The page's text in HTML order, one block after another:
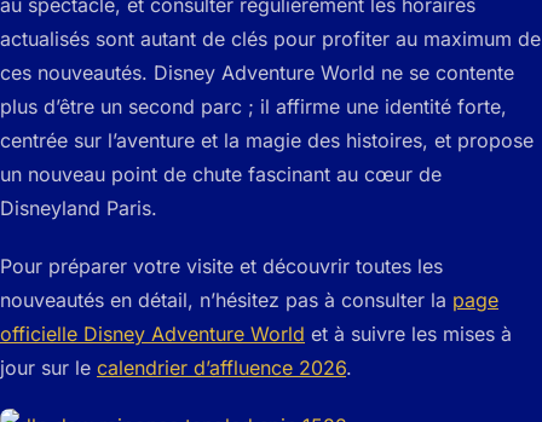
au spectacle, et consulter régulièrement les horaires
actualisés sont autant de clés pour profiter au maximum de
ces nouveautés. Disney Adventure World ne se contente
plus d’être un second parc ; il affirme une identité forte,
centrée sur l’aventure et la magie des histoires, et propose
un nouveau point de chute fascinant au cœur de
Disneyland Paris.
Pour préparer votre visite et découvrir toutes les
nouveautés en détail, n’hésitez pas à consulter la page
officielle Disney Adventure World et à suivre les mises à
jour sur le calendrier d’affluence 2026.